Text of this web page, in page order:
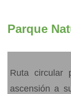
Parque
Ruta circular
ascensión a